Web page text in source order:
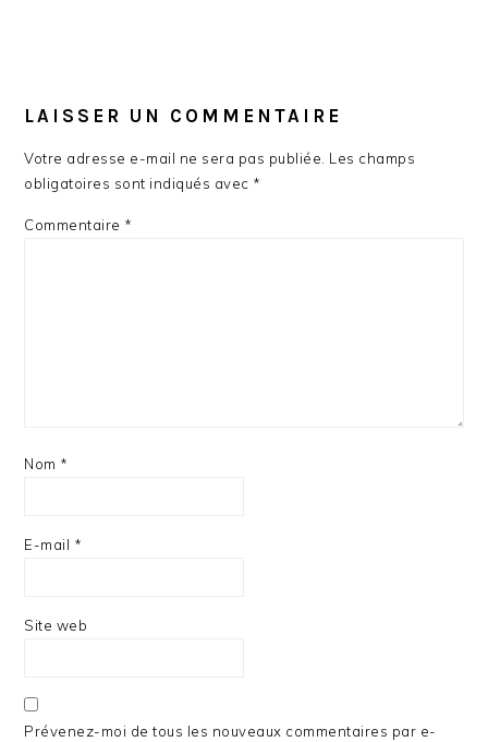
LAISSER UN COMMENTAIRE
Votre adresse e-mail ne sera pas publiée. Les champs
obligatoires sont indiqués avec *
Commentaire *
Nom *
E-mail *
Site web
Prévenez-moi de tous les nouveaux commentaires par e-